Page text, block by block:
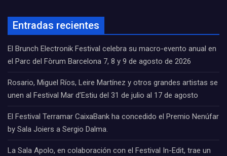
Entradas recientes
El Brunch Electronik Festival celebra su macro-evento anual en
el Parc del Fòrum Barcelona 7, 8 y 9 de agosto de 2026
Rosario, Miguel Ríos, Leire Martínez y otros grandes artistas se
unen al Festival Mar d’Estiu del 31 de julio al 17 de agosto
El Festival Terramar CaixaBank ha concedido el Premio Nenúfar
by Sala Joiers a Sergio Dalma.
La Sala Apolo, en colaboración con el Festival In-Edit, trae un